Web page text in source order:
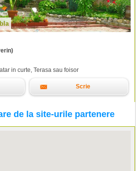
in curte, Terasa sau foisor
Scrie
de la site-urile partenere